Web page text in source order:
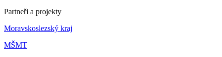
Partneři a projekty
Moravskoslezský kraj
MŠMT